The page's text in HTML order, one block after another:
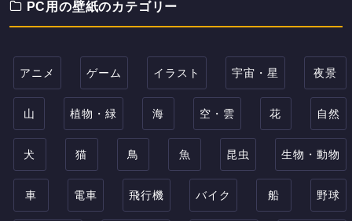
PC用の壁紙のカテゴリー
アニメ ゲーム イラスト 宇宙・星 夜景
山 植物・緑 海 空・雲 花 自然
犬 猫 鳥 魚 昆虫 生物・動物
車 電車 飛行機 バイク 船 野球